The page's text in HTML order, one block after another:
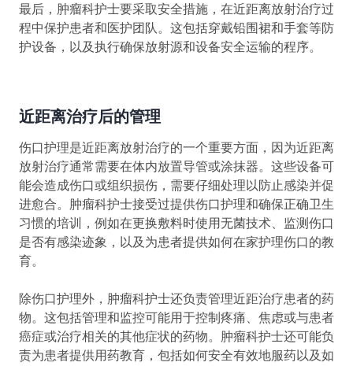
最后，肿瘤科护士要采取安全措施，在近距离放射治疗过
程中保护患者和医护团队。这包括穿戴铅围裙和手套等防
护设备，以及执行确保放射源和设备安全运输的程序。
近距离治疗后的管理
伤口护理是近距离放射治疗的一个重要方面，因为近距离
放射治疗通常需要在体内放置导管或涂抹器。这些设备可
能会造成伤口或组织损伤，需要仔细处理以防止感染并促
进愈合。肿瘤科护士接受过提供伤口护理和确保正确卫生
习惯的培训，例如在更换敷料时使用无菌技术、监测伤口
是否有感染迹象，以及为患者提供如何在家护理伤口的教
育。
除伤口护理外，肿瘤科护士还负责管理近距治疗患者的药
物。这包括管理和监控可能用于控制疼痛、焦虑或与患者
癌症或治疗相关的其他症状的药物。肿瘤科护士还可能负
责为患者提供用药教育，包括如何安全有效地服药以及如